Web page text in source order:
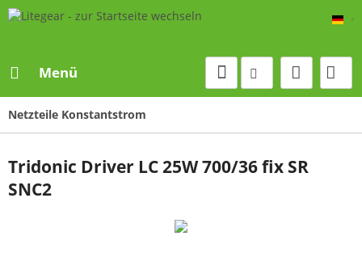
Menü
Netzteile Konstantstrom
Tridonic Driver LC 25W 700/36 fix SR
SNC2